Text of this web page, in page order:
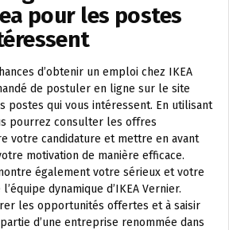
pour les postes
d’obtenir un emploi chez IKEA
de postuler en ligne sur le site
postes qui vous intéressent. En utilisant
pourrez consulter les offres
votre candidature et mettre en avant
motivation de manière efficace.
également votre sérieux et votre
dynamique d’IKEA Vernier.
les opportunités offertes et à saisir
d’une entreprise renommée dans